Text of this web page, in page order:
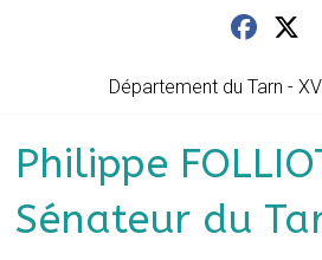
Département du Tarn -
Philippe
Sénateur du